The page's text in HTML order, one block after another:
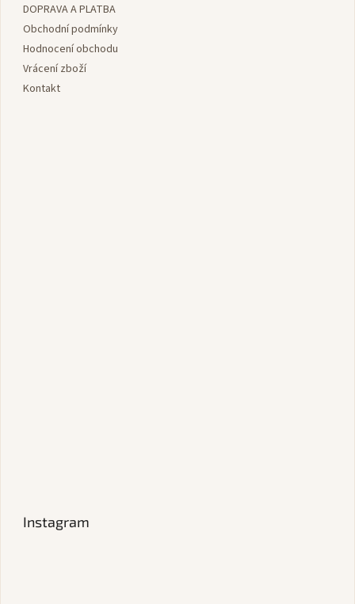
DOPRAVA A PLATBA
Obchodní podmínky
Hodnocení obchodu
Vrácení zboží
Kontakt
Instagram